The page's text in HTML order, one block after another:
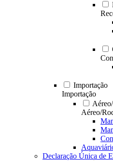
Importação
Importação
Aéreo/
Declaração Única de